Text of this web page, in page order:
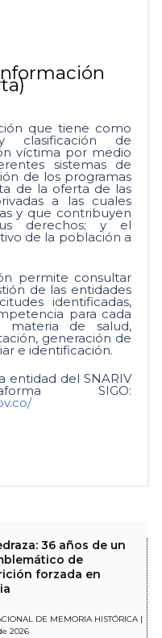
que tiene como
clasificación de
víctima por medio
sistemas de
de los programas
de la oferta de las
a las cuales
y que contribuyen
derechos; y el
de la población a
permite consultar
de las entidades
identificadas,
para cada
de salud,
generación de
e identificación.
entidad del SNARIV
SIGO:
36 años de un
de
forzada en
DE MEMORIA HISTÓRICA |
2026